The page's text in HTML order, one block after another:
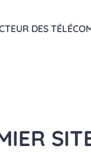
DES